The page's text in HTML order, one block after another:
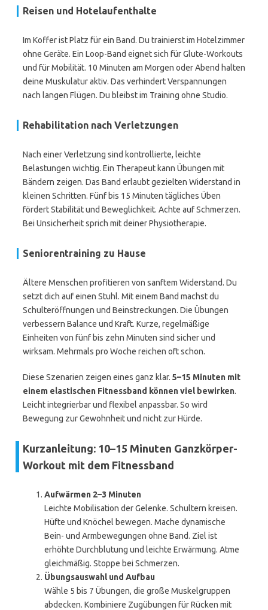
Reisen und Hotelaufenthalte
Im Koffer ist Platz für ein Band. Du trainierst im Hotelzimmer
ohne Geräte. Ein Loop-Band eignet sich für Glute-Workouts
und für Mobilität. 10 Minuten am Morgen oder Abend halten
deine Muskulatur aktiv. Das verhindert Verspannungen
nach langen Flügen. Du bleibst im Training ohne Studio.
Rehabilitation nach Verletzungen
Nach einer Verletzung sind kontrollierte, leichte
Belastungen wichtig. Ein Therapeut kann Übungen mit
Bändern zeigen. Das Band erlaubt gezielten Widerstand in
kleinen Schritten. Fünf bis 15 Minuten tägliches Üben
fördert Stabilität und Beweglichkeit. Achte auf Schmerzen.
Bei Unsicherheit sprich mit deiner Physiotherapie.
Seniorentraining zu Hause
Ältere Menschen profitieren von sanftem Widerstand. Du
setzt dich auf einen Stuhl. Mit einem Band machst du
Schulteröffnungen und Beinstreckungen. Die Übungen
verbessern Balance und Kraft. Kurze, regelmäßige
Einheiten von fünf bis zehn Minuten sind sicher und
wirksam. Mehrmals pro Woche reichen oft schon.
Diese Szenarien zeigen eines ganz klar. 5–15 Minuten mit
einem elastischen Fitnessband können viel bewirken.
Leicht integrierbar und flexibel anpassbar. So wird
Bewegung zur Gewohnheit und nicht zur Hürde.
Kurzanleitung: 10–15 Minuten Ganzkörper-
Workout mit dem Fitnessband
Aufwärmen 2–3 Minuten
Leichte Mobilisation der Gelenke. Schultern kreisen.
Hüfte und Knöchel bewegen. Mache dynamische
Bein- und Armbewegungen ohne Band. Ziel ist
erhöhte Durchblutung und leichte Erwärmung. Atme
gleichmäßig. Stoppe bei Schmerzen.
Übungsauswahl und Aufbau
Wähle 5 bis 7 Übungen, die große Muskelgruppen
abdecken. Kombiniere Zugübungen für Rücken mit